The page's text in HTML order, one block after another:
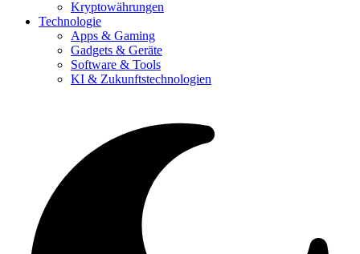
Kryptowährungen
Technologie
Apps & Gaming
Gadgets & Geräte
Software & Tools
KI & Zukunftstechnologien